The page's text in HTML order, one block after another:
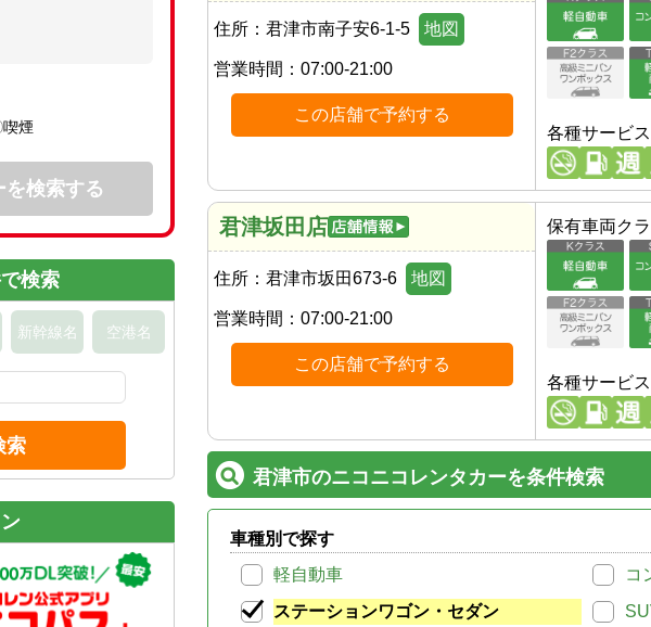
住所： 君津市南子安6-1-5 地図
営業時間： 07:00-21:00
この店舗で予約する
各種サービス
君津坂田店
住所： 君津市坂田673-6 地図
営業時間： 07:00-21:00
この店舗で予約する
保有車両ク
各種サービス
君津市のニコニコレンタカーを条件検索
車種別で探す
軽自動車
コ
ステーションワゴン・セダン
喫煙
を検索する
検索
新幹線名 空港名
索